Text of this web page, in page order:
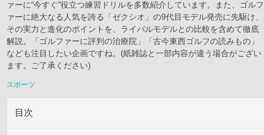
ァーに“今すぐ”役立つ練習ドリルを多数紹介しています。また、ゴルフ
ァーに絶大なる人気を誇る「ゼクシオ」の9代目モデル発売に先駆け、
その実力と進化のポイントを、ライバルモデルとの比較を含めて徹底
解説。「ゴルファーに評判の治療院」「古今東西ゴルフの読みもの」
なども注目したい企画ですね。(紙雑誌と一部内容が違う場合がござい
ます。ご了承ください)
スポーツ
目次